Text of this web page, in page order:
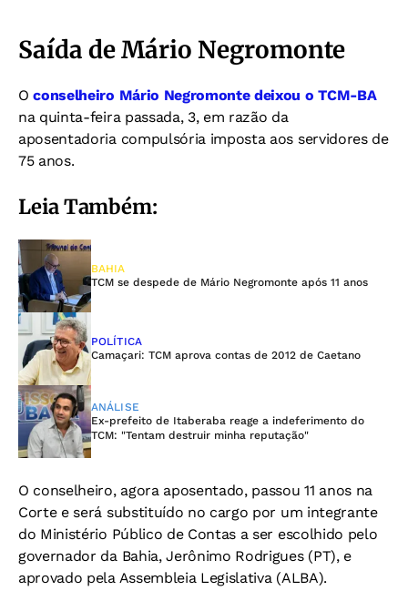
Saída de Mário Negromonte
Oconselheiro Mário Negromonte deixou o TCM-BA
na quinta-feira passada, 3, em razão da
aposentadoria compulsória imposta aos servidores de
75 anos.
Leia Também:
BAHIA
TCM se despede de Mário Negromonte após 11 anos
POLÍTICA
Camaçari: TCM aprova contas de 2012 de Caetano
ANÁLISE
Ex-prefeito de Itaberaba reage a indeferimento do
TCM: "Tentam destruir minha reputação"
O conselheiro, agora aposentado, passou 11 anos na
Corte e será substituído no cargo por um integrante
do Ministério Público de Contas a ser escolhido pelo
governador da Bahia, Jerônimo Rodrigues (PT), e
aprovado pela Assembleia Legislativa (ALBA).